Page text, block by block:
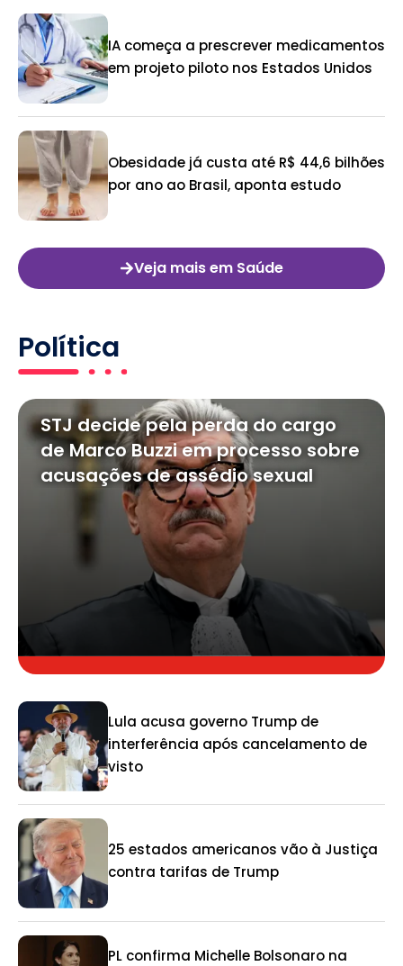
IA começa a prescrever medicamentos
em projeto piloto nos Estados Unidos
Obesidade já custa até R$ 44,6 bilhões
por ano ao Brasil, aponta estudo
Veja mais em Saúde
Política
STJ decide pela perda do cargo
de Marco Buzzi em processo sobre
acusações de assédio sexual
Lula acusa governo Trump de
interferência após cancelamento de
visto
25 estados americanos vão à Justiça
contra tarifas de Trump
PL confirma Michelle Bolsonaro na